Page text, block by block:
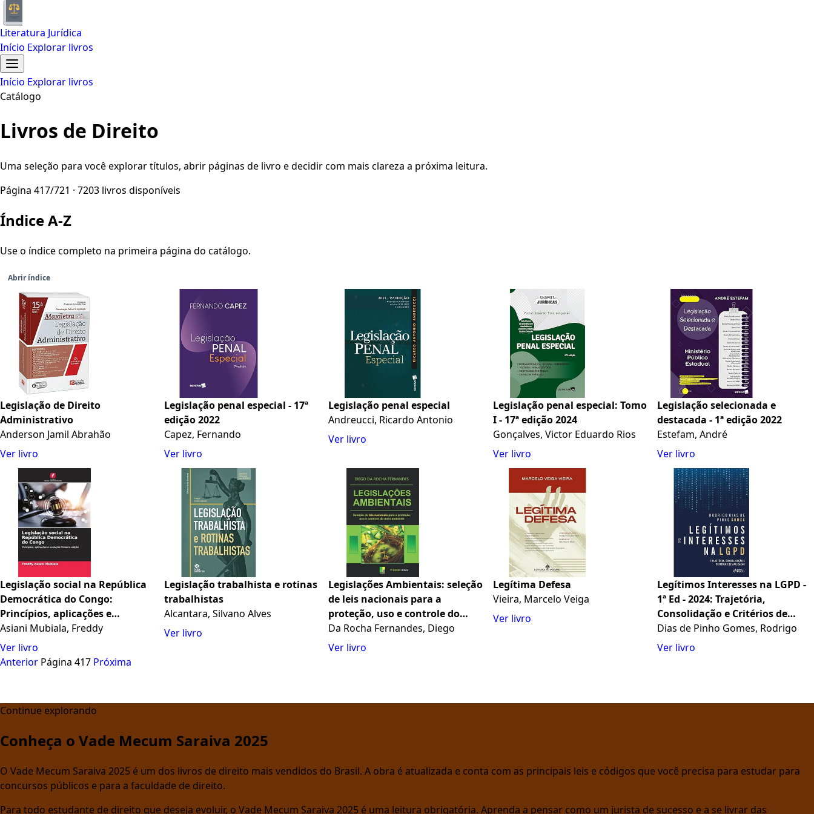
Literatura Jurídica
Início Explorar livros
Início Explorar livros
Catálogo
Livros de Direito
Uma seleção para você explorar títulos, abrir páginas de livro e decidir com mais clareza a próxima leitura.
Página 417/721 · 7203 livros disponíveis
Índice A-Z
Use o índice completo na primeira página do catálogo.
Abrir índice
Legislação de Direito
Administrativo
Anderson Jamil Abrahão
Ver livro
Legislação penal especial - 17ª
edição 2022
Capez, Fernando
Ver livro
Legislação penal especial
Andreucci, Ricardo Antonio
Ver livro
Legislação penal especial: Tomo
I - 17ª edição 2024
Gonçalves, Victor Eduardo Rios
Ver livro
Legislação selecionada e
destacada - 1ª edição 2022
Estefam, André
Ver livro
Legislação social na República
Democrática do Congo:
Princípios, aplicações e
evolução Primeira edição
Asiani Mubiala, Freddy
Ver livro
Legislação trabalhista e rotinas
trabalhistas
Alcantara, Silvano Alves
Ver livro
Legislações Ambientais: seleção
de leis nacionais para a
proteção, uso e controle do
meio ambiente
Da Rocha Fernandes, Diego
Ver livro
Legítima Defesa
Vieira, Marcelo Veiga
Ver livro
Legítimos Interesses na LGPD -
1ª Ed - 2024: Trajetória,
Consolidação e Critérios de
Aplicação
Dias de Pinho Gomes, Rodrigo
Ver livro
Anterior Página 417 Próxima
Continue explorando
Conheça o Vade Mecum Saraiva 2025
O Vade Mecum Saraiva 2025 é um dos livros de direito mais vendidos do Brasil. A obra é atualizada e conta com as principais leis e códigos que você precisa para estudar para
concursos públicos e para a faculdade de direito.
Para todo estudante de direito que deseja evoluir, o Vade Mecum Saraiva 2025 é uma leitura obrigatória. Aprenda a pensar como um jurista de sucesso e a se livrar das